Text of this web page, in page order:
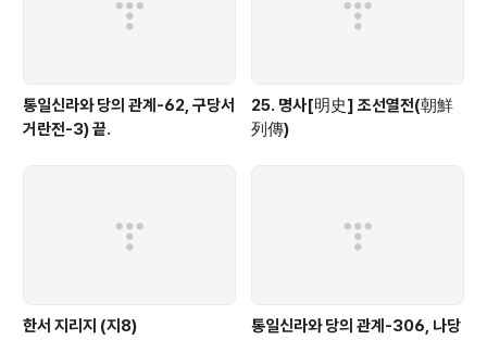
통일신라와 당의 관계-62, 구당서
거란전-3) 끝.
25. 명사[明史] 조선열전(朝鮮
列傳)
한서 지리지 (지8) 통일신라와 당의 관계-306, 나당